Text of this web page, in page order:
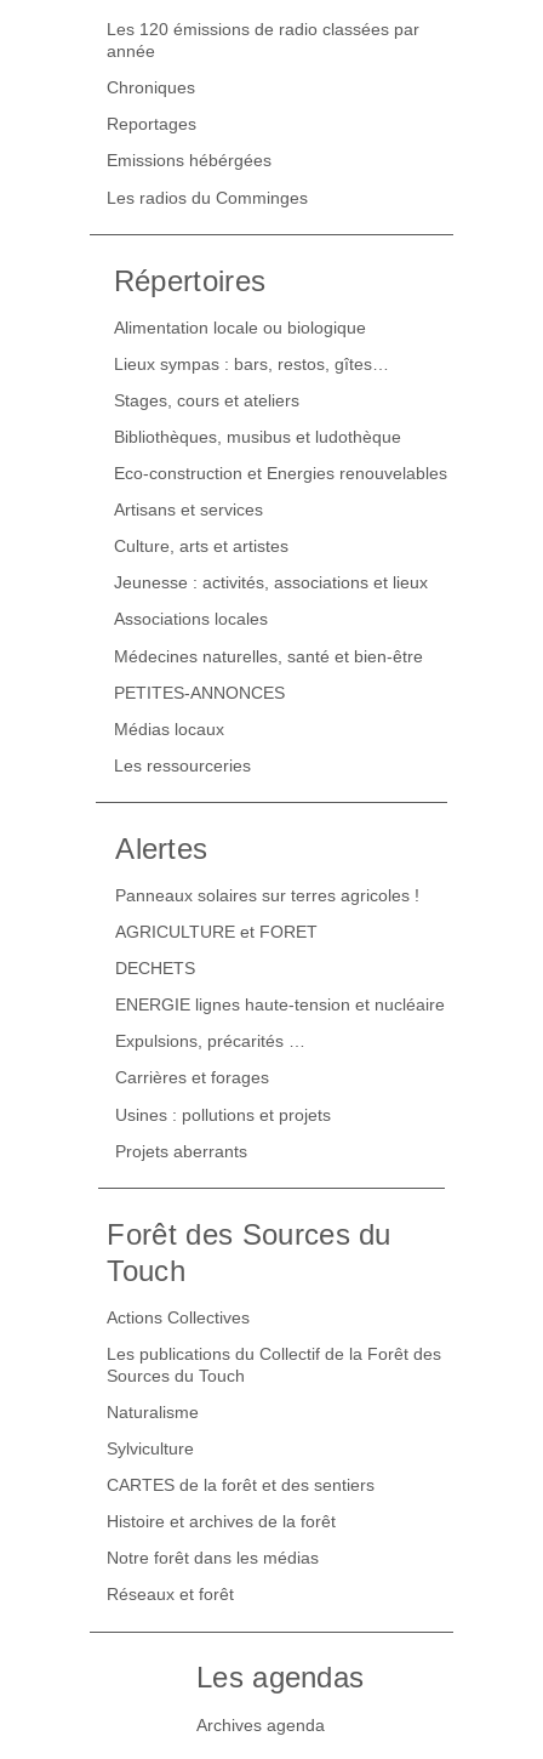
Les 120 émissions de radio classées par
année
Chroniques
Reportages
Emissions hébérgées
Les radios du Comminges
Répertoires
Alimentation locale ou biologique
Lieux sympas : bars, restos, gîtes…
Stages, cours et ateliers
Bibliothèques, musibus et ludothèque
Eco-construction et Energies renouvelables
Artisans et services
Culture, arts et artistes
Jeunesse : activités, associations et lieux
Associations locales
Médecines naturelles, santé et bien-être
PETITES-ANNONCES
Médias locaux
Les ressourceries
Alertes
Panneaux solaires sur terres agricoles !
AGRICULTURE et FORET
DECHETS
ENERGIE lignes haute-tension et nucléaire
Expulsions, précarités …
Carrières et forages
Usines : pollutions et projets
Projets aberrants
Forêt des Sources du
Touch
Actions Collectives
Les publications du Collectif de la Forêt des
Sources du Touch
Naturalisme
Sylviculture
CARTES de la forêt et des sentiers
Histoire et archives de la forêt
Notre forêt dans les médias
Réseaux et forêt
Les agendas
Archives agenda